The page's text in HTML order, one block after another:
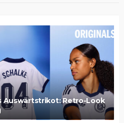
Auswärtstrikot: Retro-Look